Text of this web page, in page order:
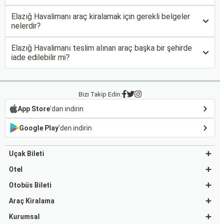
Elazığ Havalimanı araç kiralamak için gerekli belgeler
nelerdir?
Elazığ Havalimanı teslim alınan araç başka bir şehirde
iade edilebilir mi?
Bizi Takip Edin:
App Store'dan indirin
Google Play'den indirin
Uçak Bileti
Otel
Otobüs Bileti
Araç Kiralama
Kurumsal